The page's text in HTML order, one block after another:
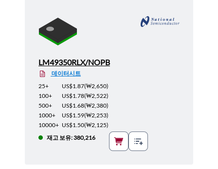
LM49350RLX/NOPB
데이터시트
25+
US$1.87(₩2,650)
100+
US$1.78(₩2,522)
500+
US$1.68(₩2,380)
1000+
US$1.59(₩2,253)
10000+ US$1.50(₩2,125)
재고 보유: 380,216